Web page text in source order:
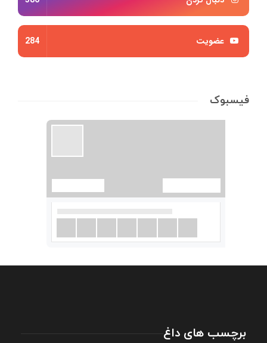
عضویت 284
فیسبوک
برچسب های داغ